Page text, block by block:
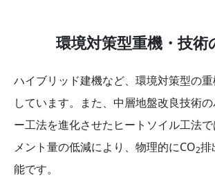
環境対策型重機・技術
ハイブリッド建機など、環境対策型の
しています。また、中層地盤改良技術
ー工法を進化させたヒートソイル工法
メント量の低減により、物理的にCO2排
能です。